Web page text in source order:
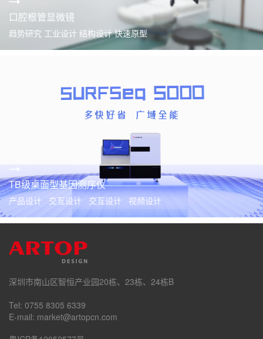
口腔根管显微镜
趋势研究 工业设计 结构设计 快速原型
TB级桌面型基因测序仪
产品设计 交互设计 交互设计 视频设计
深圳市南山区智恒产业园20栋、23栋、24栋B
Tel: 0755 8305 6339
E-mail: market@artopcn.com